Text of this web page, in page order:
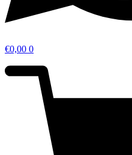
€0,00 0